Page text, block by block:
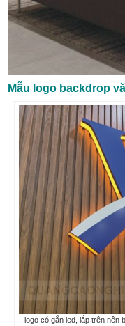
Mẫu logo backdrop
logo có gắn led, lắp trên nền